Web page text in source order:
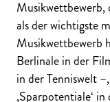
Musikwettbewerb,
als der wichtigste
Musikwettbewerb
Berlinale in der
in der Tenniswelt
‚Sparpotentiale‘